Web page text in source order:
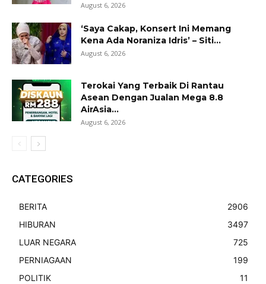
August 6, 2026
‘Saya Cakap, Konsert Ini Memang
Kena Ada Noraniza Idris’ – Siti...
August 6, 2026
Terokai Yang Terbaik Di Rantau
Asean Dengan Jualan Mega 8.8
AirAsia...
August 6, 2026
CATEGORIES
BERITA
2906
HIBURAN
3497
LUAR NEGARA
725
PERNIAGAAN
199
POLITIK
11